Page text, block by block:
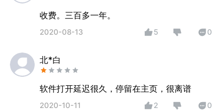
收费。三百多一年。
2020-08-13 5 0
北*白
软件打开延迟很久，停留在主页，很离谱
2020-10-11 2 0